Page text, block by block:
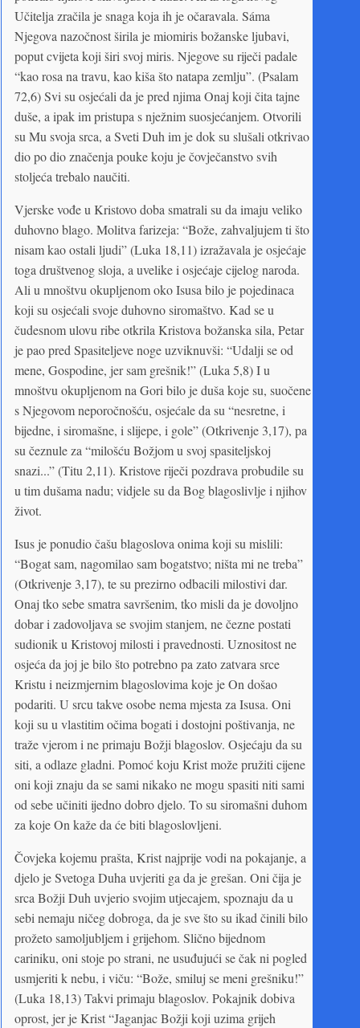
Učitelja zračila je snaga koja ih je očaravala. Sáma
Njegova nazočnost širila je miomiris božanske ljubavi,
poput cvijeta koji širi svoj miris. Njegove su riječi padale
“kao rosa na travu, kao kiša što natapa zemlju”. (Psalam
72,6) Svi su osjećali da je pred njima Onaj koji čita tajne
duše, a ipak im pristupa s nježnim suosjećanjem. Otvorili
su Mu svoja srca, a Sveti Duh im je dok su slušali otkrivao
dio po dio značenja pouke koju je čovječanstvo svih
stoljeća trebalo naučiti.
Vjerske vođe u Kristovo doba smatrali su da imaju veliko
duhovno blago. Molitva farizeja: “Bože, zahvaljujem ti što
nisam kao ostali ljudi” (Luka 18,11) izražavala je osjećaje
toga društvenog sloja, a uvelike i osjećaje cijelog naroda.
Ali u mnoštvu okupljenom oko Isusa bilo je pojedinaca
koji su osjećali svoje duhovno siromaštvo. Kad se u
čudesnom ulovu ribe otkrila Kristova božanska sila, Petar
je pao pred Spasiteljeve noge uzviknuvši: “Udalji se od
mene, Gospodine, jer sam grešnik!” (Luka 5,8) I u
mnoštvu okupljenom na Gori bilo je duša koje su, suočene
s Njegovom neporočnošću, osjećale da su “nesretne, i
bijedne, i siromašne, i slijepe, i gole” (Otkrivenje 3,17), pa
su čeznule za “milošću Božjom u svoj spasiteljskoj
snazi...” (Titu 2,11). Kristove riječi pozdrava probudile su
u tim dušama nadu; vidjele su da Bog blagoslivlje i njihov
život.
Isus je ponudio čašu blagoslova onima koji su mislili:
“Bogat sam, nagomilao sam bogatstvo; ništa mi ne treba”
(Otkrivenje 3,17), te su prezirno odbacili milostivi dar.
Onaj tko sebe smatra savršenim, tko misli da je dovoljno
dobar i zadovoljava se svojim stanjem, ne čezne postati
sudionik u Kristovoj milosti i pravednosti. Uznositost ne
osjeća da joj je bilo što potrebno pa zato zatvara srce
Kristu i neizmjernim blagoslovima koje je On došao
podariti. U srcu takve osobe nema mjesta za Isusa. Oni
koji su u vlastitim očima bogati i dostojni poštivanja, ne
traže vjerom i ne primaju Božji blagoslov. Osjećaju da su
siti, a odlaze gladni. Pomoć koju Krist može pružiti cijene
oni koji znaju da se sami nikako ne mogu spasiti niti sami
od sebe učiniti ijedno dobro djelo. To su siromašni duhom
za koje On kaže da će biti blagoslovljeni.
Čovjeka kojemu prašta, Krist najprije vodi na pokajanje, a
djelo je Svetoga Duha uvjeriti ga da je grešan. Oni čija je
srca Božji Duh uvjerio svojim utjecajem, spoznaju da u
sebi nemaju ničeg dobroga, da je sve što su ikad činili bilo
prožeto samoljubljem i grijehom. Slično bijednom
cariniku, oni stoje po strani, ne usuđujući se čak ni pogled
usmjeriti k nebu, i viču: “Bože, smiluj se meni grešniku!”
(Luka 18,13) Takvi primaju blagoslov. Pokajnik dobiva
oprost, jer je Krist “Jaganjac Božji koji uzima grijeh